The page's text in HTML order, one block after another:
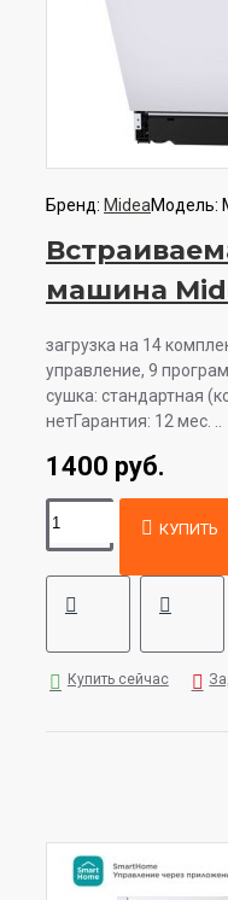
Бренд: MideaМодель:
машина
загрузка на 14
управление, 9
сушка: стандартная
нетГарантия: 12 мес. ..
1400 руб.
КУПИТЬ
Купить сейчас